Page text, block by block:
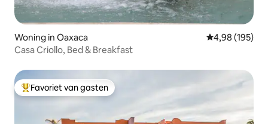
Woning in Oaxaca Gemiddelde
4,98 (195)
Casa Criollo, Bed & Breakfast
Topfavoriet van gasten
Favoriet van gasten